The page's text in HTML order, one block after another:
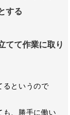
する
てて作業に取り
るというので
も、勝手に働い